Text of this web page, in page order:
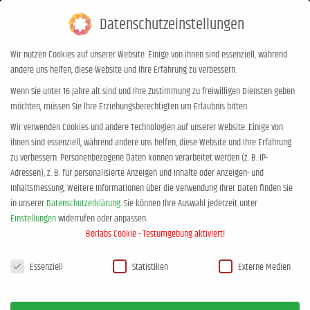
0,00€
Chill mal! mit den Pubertäts-Docs –
in Borken DE
Sie befinden sich hier:
Start Event Chill mal! mit den Pubertäts-Docs…
APRIL, 2027
Datenschutzeinstellungen
Wir nutzen Cookies auf unserer Website. Einige von ihnen sind essenziell, während
andere uns helfen, diese Website und Ihre Erfahrung zu verbessern.
Wenn Sie unter 16 Jahre alt sind und Ihre Zustimmung zu freiwilligen Diensten geben
möchten, müssen Sie Ihre Erziehungsberechtigten um Erlaubnis bitten.
Wir verwenden Cookies und andere Technologien auf unserer Website. Einige von
ihnen sind essenziell, während andere uns helfen, diese Website und Ihre Erfahrung
zu verbessern.Personenbezogene Daten können verarbeitet werden (z. B. IP-
Adressen), z. B. für personalisierte Anzeigen und Inhalte oder Anzeigen- und
Inhaltsmessung.Weitere Informationen über die Verwendung Ihrer Daten finden Sie
in unsererDatenschutzerklärung.Sie können Ihre Auswahl jederzeit unter
Einstellungenwiderrufen oder anpassen.
Borlabs Cookie - Testumgebung aktiviert!
Datenschutzeinstellungen
Essenziell Statistiken Externe Medien